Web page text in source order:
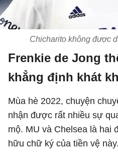
Chicharito không được
Frenkie de Jong
khẳng định khát
Mùa hè 2022, chuyện
nhận được rất nhiều sự
mộ. MU và Chelsea là hai
hữu chữ ký của tiền vệ